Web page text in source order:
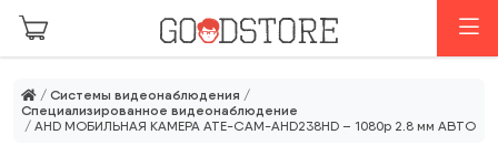
Перейти к основному содержанию
/ Системы видеонаблюдения /
Специализированное видеонаблюдение
/ AHD МОБИЛЬНАЯ КАМЕРА ATE-CAM-AHD238HD – 1080p 2.8 мм АВТО